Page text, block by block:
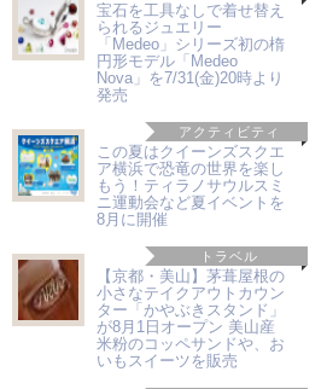
宝石を工具なしで着せ替え
られるジュエリー
「Medeo」シリーズ初の楕
円形モデル「Medeo
Nova」を7/31(金)20時より
発売
アクティビティ
この夏はクイーンズスクエ
ア横浜で恐竜の世界を楽し
もう！ティラノサウルスミ
ニ運動会など夏イベントを
8月に開催
トラベル
【京都・美山】茅葺屋根の
小さなテイクアウトカウン
ター「かやぶきスタンド」
が8月1日オープン 美山産
米粉のコッペサンドや、お
いもスイーツを販売